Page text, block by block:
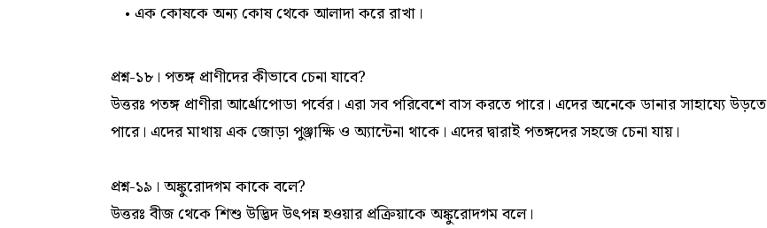
এক কোষকে অন্য কোষ থেকে আলাদা করে রাখা।
প্রশ্ন-১৮। পতঙ্গ প্রাণীদের কীভাবে চেনা যাবে?
উত্তরঃ পতঙ্গ প্রাণীরা আর্থ্রোপোডা পর্বের। এরা সব পরিবেশে বাস করতে পারে। এদের অনেকে ডানার সাহায্যে উড়তে
পারে। এদের মাথায় এক জোড়া পুঞ্জাক্ষি ও অ্যান্টেনা থাকে। এদের দ্বারাই পতঙ্গদের সহজে চেনা যায়।
প্রশ্ন-১৯। অঙ্কুরোদগম কাকে বলে?
উত্তরঃ বীজ থেকে শিশু উদ্ভিদ উৎপন্ন হওয়ার প্রক্রিয়াকে অঙ্কুরোদগম বলে।